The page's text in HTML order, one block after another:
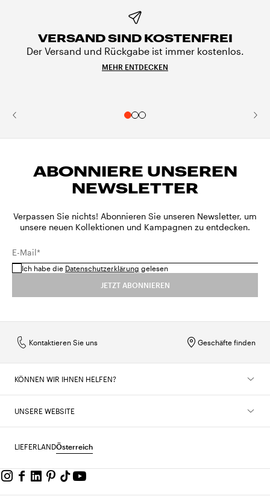
VERSAND SIND KOSTENFREI
Der Versand und Rückgabe ist immer kostenlos.
MEHR ENTDECKEN
ABONNIERE UNSEREN
NEWSLETTER
Verpassen Sie nichts! Abonnieren Sie unseren Newsletter, um
unsere neuen Kollektionen und Kampagnen zu entdecken.
E-Mail*
Ich habe die Datenschutzerklärung gelesen
JETZT ABONNIEREN
Geschäfte finden
Kontaktieren Sie uns
KÖNNEN WIR IHNEN HELFEN?
UNSERE WEBSITE
LIEFERLANDÖsterreich